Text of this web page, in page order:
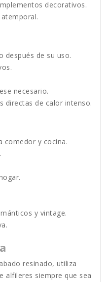
decorativos.
después de su uso.
necesario.
directas de calor intenso.
comedor y cocina.
y vintage.
resinado, utiliza
alfileres siempre que sea